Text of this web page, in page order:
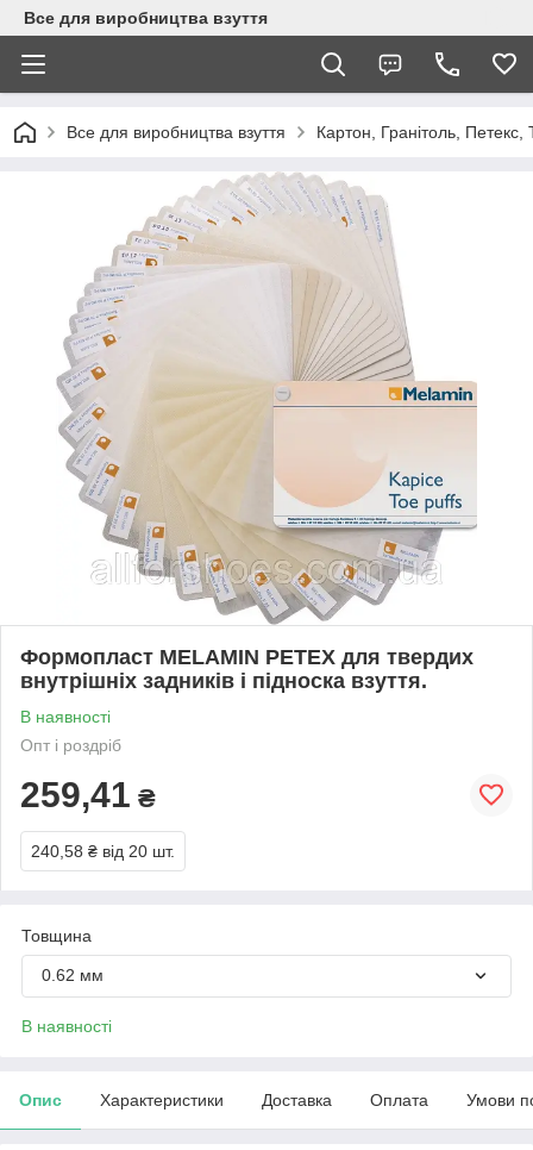
Все для виробництва взуття
Все для виробництва взуття Картон, Гранітоль,
Формопласт MELAMIN PETEX для твердих
внутрішніх задників і підноска взуття.
В наявності
Опт і роздріб
259,41 ₴
240,58 ₴ від 20 шт.
Товщина
0.62 мм
В наявності
Опис Характеристики Доставка Оплата Умови